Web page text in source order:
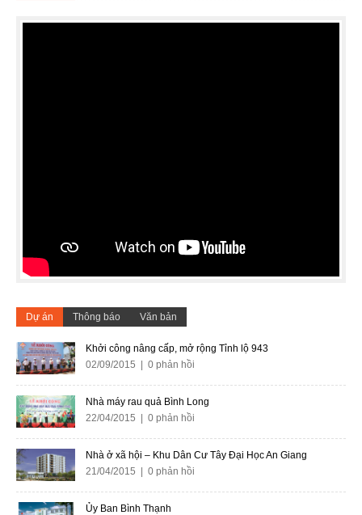
Dự án Thông báo Văn bản
Khởi công nâng cấp, mở rộng Tỉnh lộ 943
02/09/2015 | 0 phản hồi
Nhà máy rau quả Bình Long
22/04/2015 | 0 phản hồi
Nhà ở xã hội – Khu Dân Cư Tây Đại Học An Giang
21/04/2015 | 0 phản hồi
Ủy Ban Bình Thạnh